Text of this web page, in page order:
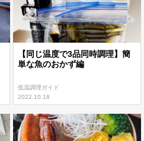
【同じ温度で3品同時調理】簡
単な魚のおかず編
低温調理ガイド
2022.10.18